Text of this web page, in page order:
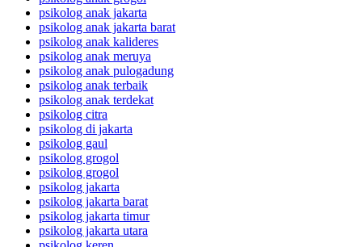
psikolog anak jakarta
psikolog anak jakarta barat
psikolog anak kalideres
psikolog anak meruya
psikolog anak pulogadung
psikolog anak terbaik
psikolog anak terdekat
psikolog citra
psikolog di jakarta
psikolog gaul
psikolog grogol
psikolog grogol
psikolog jakarta
psikolog jakarta barat
psikolog jakarta timur
psikolog jakarta utara